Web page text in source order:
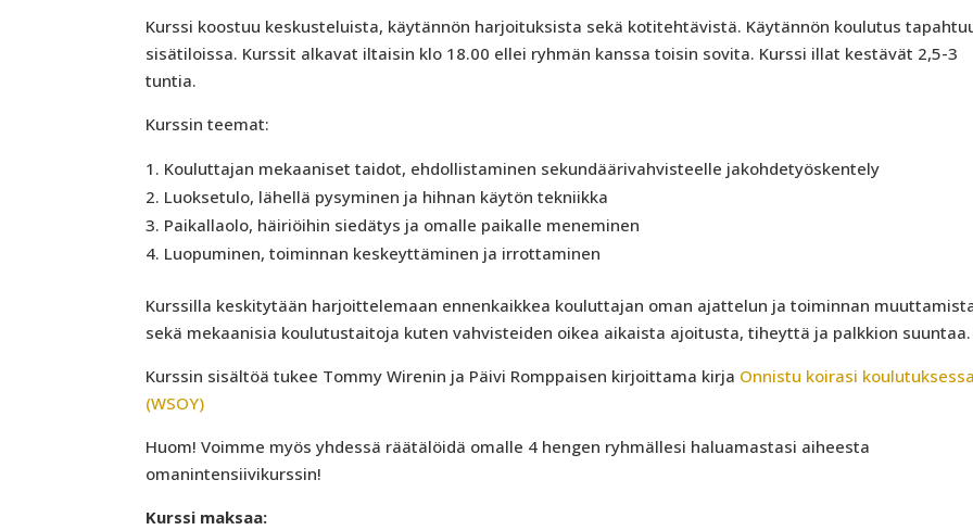
Kurssi koostuu keskusteluista, käytännön harjoituksista sekä kotitehtävistä. Käytännön koulutus
sisätiloissa. Kurssit alkavat iltaisin klo 18.00 ellei ryhmän kanssa toisin sovita. Kurssi illat kestävät 2,5-3
tuntia.
Kurssin teemat:
Kouluttajan mekaaniset taidot, ehdollistaminen sekundäärivahvisteelle jakohdetyöskentely
Luoksetulo, lähellä pysyminen ja hihnan käytön tekniikka
Paikallaolo, häiriöihin siedätys ja omalle paikalle meneminen
Luopuminen, toiminnan keskeyttäminen ja irrottaminen
Kurssilla keskitytään harjoittelemaan ennenkaikkea kouluttajan oman ajattelun ja toiminnan
sekä mekaanisia koulutustaitoja kuten vahvisteiden oikea aikaista ajoitusta, tiheyttä ja palkkion suuntaa.
Kurssin sisältöä tukee Tommy Wirenin ja Päivi Romppaisen kirjoittama kirja Onnistu koirasi koulutuksessa
(WSOY)
Huom! Voimme myös yhdessä räätälöidä omalle 4 hengen ryhmällesi haluamastasi aiheesta
omanintensiivikurssin!
Kurssi maksaa: